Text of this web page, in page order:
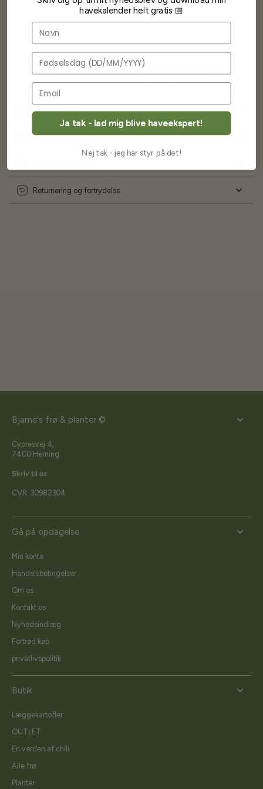
Ofte stillede spørgsmål
Levering og forsendelse
Frøkvalitet og garanti
Returnering og fortrydelse
Bjarne's frø & planter ©
Cypresvej 4,
7400 Herning
Skriv til os
CVR: 30982304
Gå på opdagelse
Min konto
Handelsbetingelser
Om os
Kontakt os
Nyhedsindlæg
Fortrød køb
privatlivspolitik
Butik
Læggekartofler
OUTLET
En verden af chili
Alle frø
Planter
havekalender helt gratis 📅
Navn
Fødselsdag
Ja tak - lad mig blive haveekspert!
Nej tak - jeg har styr på det!